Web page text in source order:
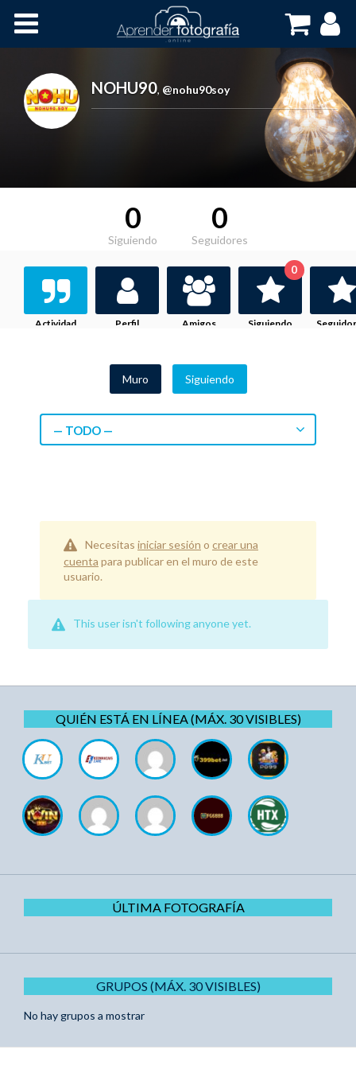
Cursos OnLine
NOHU90, @nohu90soy
0
Siguiendo
0
Seguidores
Actividad Perfil Amigos Siguiendo
0
Muro Siguiendo
— TODO —
Necesitas iniciar sesión o crear una
cuenta para publicar en el muro de este
usuario.
This user isn't following anyone yet.
QUIÉN ESTÁ EN LÍNEA (MÁX. 30 VISIBLES)
ÚLTIMA FOTOGRAFÍA
GRUPOS (MÁX. 30 VISIBLES)
No hay grupos a mostrar